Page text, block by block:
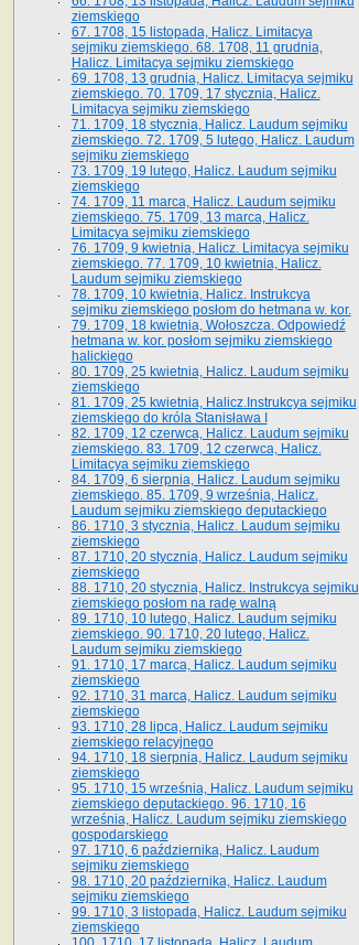
ziemskiego
67. 1708, 15 listopada, Halicz. Limitacya
sejmiku ziemskiego. 68. 1708, 11 grudnia,
Halicz. Limitacya sejmiku ziemskiego
69. 1708, 13 grudnia, Halicz. Limitacya sejmiku
ziemskiego. 70. 1709, 17 stycznia, Halicz.
Limitacya sejmiku ziemskiego
71. 1709, 18 stycznia, Halicz. Laudum sejmiku
ziemskiego. 72. 1709, 5 lutego, Halicz. Laudum
sejmiku ziemskiego
73. 1709, 19 lutego, Halicz. Laudum sejmiku
ziemskiego
74. 1709, 11 marca, Halicz. Laudum sejmiku
ziemskiego. 75. 1709, 13 marca, Halicz.
Limitacya sejmiku ziemskiego
76. 1709, 9 kwietnia, Halicz. Limitacya sejmiku
ziemskiego. 77. 1709, 10 kwietnia, Halicz.
Laudum sejmiku ziemskiego
78. 1709, 10 kwietnia, Halicz. Instrukcya
sejmiku ziemskiego posłom do hetmana w. kor.
79. 1709, 18 kwietnia, Wołoszcza. Odpowiedź
hetmana w. kor. posłom sejmiku ziemskiego
halickiego
80. 1709, 25 kwietnia, Halicz. Laudum sejmiku
ziemskiego
81. 1709, 25 kwietnia, Halicz.Instrukcya sejmiku
ziemskiego do króla Stanisława I
82. 1709, 12 czerwca, Halicz. Laudum sejmiku
ziemskiego. 83. 1709, 12 czerwca, Halicz.
Limitacya sejmiku ziemskiego
84. 1709, 6 sierpnia, Halicz. Laudum sejmiku
ziemskiego. 85. 1709, 9 września, Halicz.
Laudum sejmiku ziemskiego deputackiego
86. 1710, 3 stycznia, Halicz. Laudum sejmiku
ziemskiego
87. 1710, 20 stycznia, Halicz. Laudum sejmiku
ziemskiego
88. 1710, 20 stycznia, Halicz. Instrukcya sejmiku
ziemskiego posłom na radę walną
89. 1710, 10 lutego, Halicz. Laudum sejmiku
ziemskiego. 90. 1710, 20 lutego, Halicz.
Laudum sejmiku ziemskiego
91. 1710, 17 marca, Halicz. Laudum sejmiku
ziemskiego
92. 1710, 31 marca, Halicz. Laudum sejmiku
ziemskiego
93. 1710, 28 lipca, Halicz. Laudum sejmiku
ziemskiego relacyjnego
94. 1710, 18 sierpnia, Halicz. Laudum sejmiku
ziemskiego
95. 1710, 15 września, Halicz. Laudum sejmiku
ziemskiego deputackiego. 96. 1710, 16
września, Halicz. Laudum sejmiku ziemskiego
gospodarskiego
97. 1710, 6 października, Halicz. Laudum
sejmiku ziemskiego
98. 1710, 20 października, Halicz. Laudum
sejmiku ziemskiego
99. 1710, 3 listopada, Halicz. Laudum sejmiku
ziemskiego